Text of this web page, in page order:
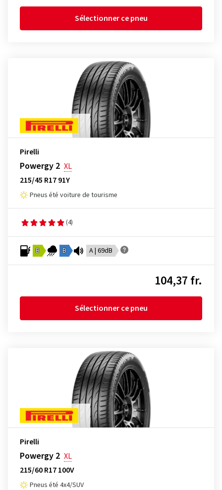
Sélectionner ce pneu
Pirelli
Powergy 2 XL
215/45 R17 91Y
Pneus été voiture de tourisme
(4)
B B A | 69dB
104,37 fr.
Sélectionner ce pneu
Pirelli
Powergy 2 XL
215/60 R17 100V
Pneus été 4x4/SUV